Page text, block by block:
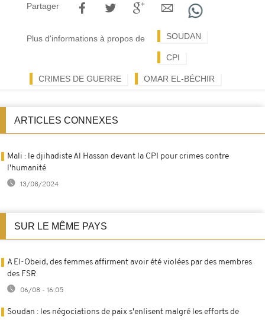
Partager
Plus d'informations à propos de SOUDAN
CPI
CRIMES DE GUERRE OMAR EL-BÉCHIR
ARTICLES CONNEXES
Mali : le djihadiste Al Hassan devant la CPI pour crimes contre
l'humanité
13/08/2024
SUR LE MÊME PAYS
A El-Obeid, des femmes affirment avoir été violées par des membres
des FSR
06/08 - 16:05
Soudan : les négociations de paix s'enlisent malgré les efforts de